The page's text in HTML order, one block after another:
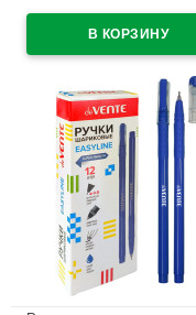
игла красный корпус
арт.5073628
В наличии